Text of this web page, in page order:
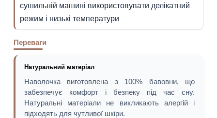
сушильній машині використовувати делікатний
режим і низькі температури
Переваги
Натуральний матеріал
Наволочка виготовлена з 100% бавовни, що
забезпечує комфорт і безпеку під час сну.
Натуральні матеріали не викликають алергій і
підходять для чутливої шкіри.